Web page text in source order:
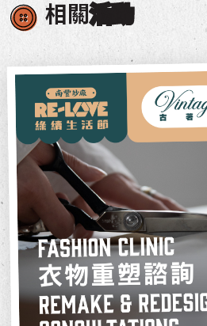
相關活動